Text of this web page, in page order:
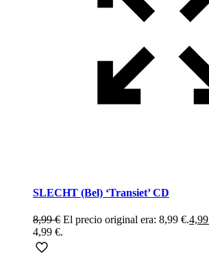
SLECHT (Bel) ‘Transiet’ CD
8,99€ El precio original era: 8,99 €.4,99
4,99 €.